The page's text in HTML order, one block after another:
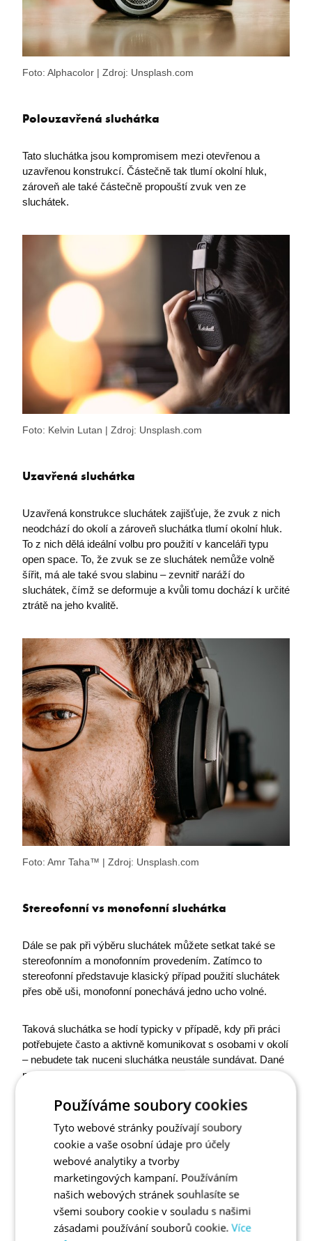
Foto: Alphacolor | Zdroj: Unsplash.com
Polouzavřená sluchátka
Tato sluchátka jsou kompromisem mezi otevřenou a
uzavřenou konstrukcí. Částečně tak tlumí okolní hluk,
zároveň ale také částečně propouští zvuk ven ze
sluchátek.
Foto: Kelvin Lutan | Zdroj: Unsplash.com
Uzavřená sluchátka
Uzavřená konstrukce sluchátek zajišťuje, že zvuk z nich
neodchází do okolí a zároveň sluchátka tlumí okolní hluk.
To z nich dělá ideální volbu pro použití v kanceláři typu
open space. To, že zvuk se ze sluchátek nemůže volně
šířit, má ale také svou slabinu – zevnitř naráží do
sluchátek, čímž se deformuje a kvůli tomu dochází k určité
ztrátě na jeho kvalitě.
Foto: Amr Taha™ | Zdroj: Unsplash.com
Stereofonní vs monofonní sluchátka
Dále se pak při výběru sluchátek můžete setkat také se
stereofonním a monofonním provedením. Zatímco to
stereofonní představuje klasický případ použití sluchátek
přes obě uši, monofonní ponechává jedno ucho volné.
Taková sluchátka se hodí typicky v případě, kdy při práci
potřebujete často a aktivně komunikovat s osobami v okolí
– nebudete tak nuceni sluchátka neustále sundávat. Dané
provedení je typické například pro call centra. Ve všech
lépe tlumí okolní hluk a umožňuje se více soustředit na
ERGONOMIE PŘI DLOUHÉM
NOŠENÍ
S ohledem na dlouhodobé nošení sluchátek je důležité vzít
Používáme soubory cookies
Tyto webové stránky používají soubory
cookie a vaše osobní údaje pro účely
webové analytiky a tvorby
marketingových kampaní. Používáním
našich webových stránek souhlasíte se
všemi soubory cookie v souladu s našimi
zásadami používání souborů cookie. Více